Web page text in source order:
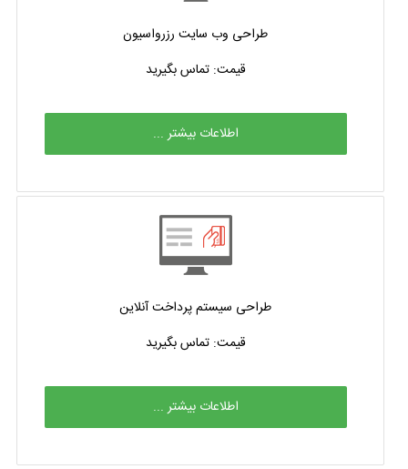
طراحی وب سایت رزرواسیون
قیمت: تماس بگیرید
اطلاعات بیشتر ...
طراحی سیستم پرداخت آنلاین
قیمت: تماس بگیرید
اطلاعات بیشتر ...